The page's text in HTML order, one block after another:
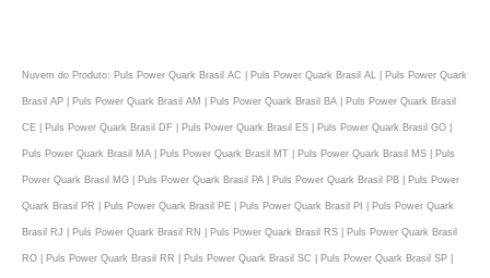
Nuvem do Produto: Puls Power Quark Brasil AC | Puls Power Quark Brasil AL | Puls Power Quark
Brasil AP | Puls Power Quark Brasil AM | Puls Power Quark Brasil BA | Puls Power Quark Brasil
CE | Puls Power Quark Brasil DF | Puls Power Quark Brasil ES | Puls Power Quark Brasil GO |
Puls Power Quark Brasil MA | Puls Power Quark Brasil MT | Puls Power Quark Brasil MS | Puls
Power Quark Brasil MG | Puls Power Quark Brasil PA | Puls Power Quark Brasil PB | Puls Power
Quark Brasil PR | Puls Power Quark Brasil PE | Puls Power Quark Brasil PI | Puls Power Quark
Brasil RJ | Puls Power Quark Brasil RN | Puls Power Quark Brasil RS | Puls Power Quark Brasil
RO | Puls Power Quark Brasil RR | Puls Power Quark Brasil SC | Puls Power Quark Brasil SP |